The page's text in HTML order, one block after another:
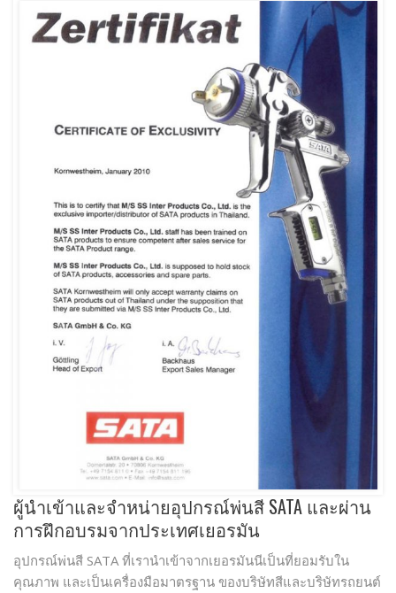
ผู้นําเข้าและจําหน่ายอุปกรณ์พ่นสี SATA และผ่าน
การฝึกอบรมจากประเทศเยอรมัน
อุปกรณ์พ่นสี SATA ที่เรานําเข้าจากเยอรมันนีเป็นที่ยอมรับใน
คุณภาพ และเป็นเครื่องมือมาตรฐาน ของบริษัทสีและบริษัทรถยนต์